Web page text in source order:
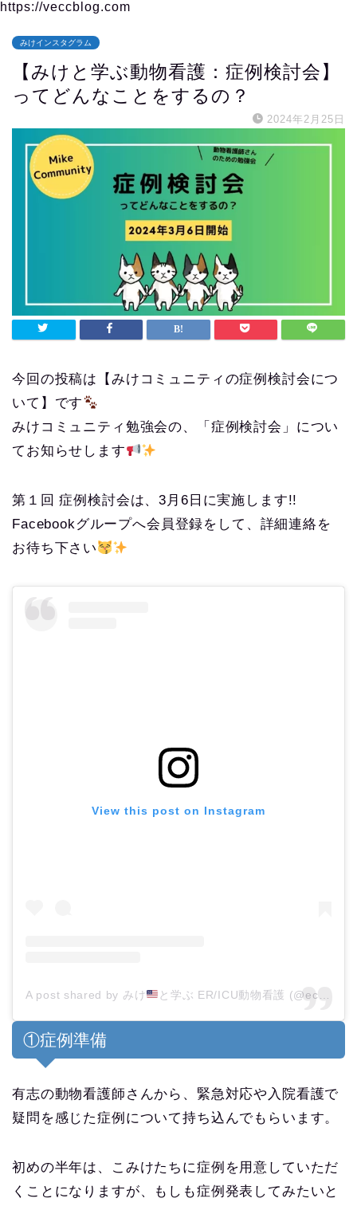
https://veccblog.com
みけインスタグラム
【みけと学ぶ動物看護：症例検討会】
ってどんなことをするの？
2024年2月25日
今回の投稿は【みけコミュニティの症例検討会につ
いて】です
みけコミュニティ勉強会の、「症例検討会」につい
てお知らせします
第１回 症例検討会は、3月6日に実施します!!
Facebookグループへ会員登録をして、詳細連絡を
お待ち下さい
View this post on Instagram
A post shared by みけ と学ぶ ER/ICU動物看護 (@eccvet_mike)
①症例準備
有志の動物看護師さんから、緊急対応や入院看護で
疑問を感じた症例について持ち込んでもらいます。
初めの半年は、こみけたちに症例を用意していただ
くことになりますが、もしも症例発表してみたいと